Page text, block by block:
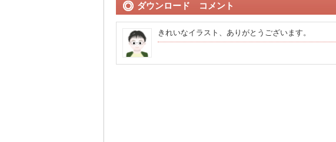
ダウンロード コメント
きれいなイラスト、ありがとうございます。